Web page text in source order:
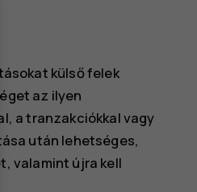
külső felek
az ilyen
a tranzakciókkal vagy
után lehetséges,
valamint újra kell